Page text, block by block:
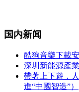
国内新闻
酷狗音樂下載
深圳新能源產
帶著上下遊，
進“中國智造”）